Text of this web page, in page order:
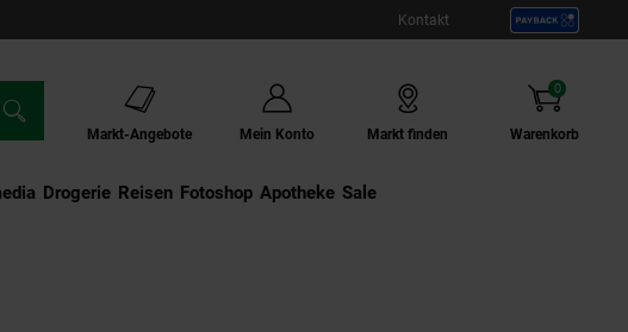
Kontakt
Markt-Angebote Mein Konto Markt finden Warenkorb
0
Artikel
Drogerie Externer Link:
Reisen Externer Link:
Fotoshop Externer Link:
Apotheke Sale